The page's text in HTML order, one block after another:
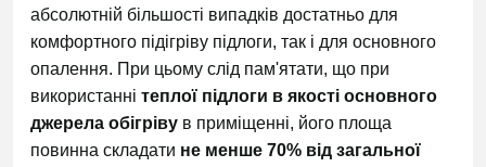
абсолютній більшості випадків достатньо для
комфортного підігріву підлоги, так і для основного
опалення. При цьому слід пам'ятати, що при
використанні теплої підлоги в якості основного
джерела обігріву в приміщенні, його площа
повинна складати не менше 70% від загальної